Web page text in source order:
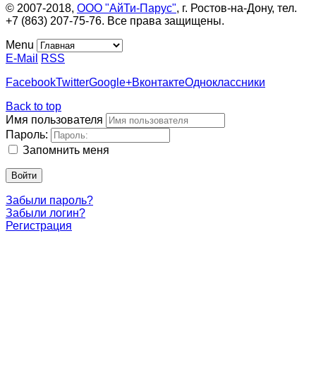
© 2007-2018, ООО "АйТи-Парус", г. Ростов-на-Дону, тел.
+7 (863) 207-75-76. Все права защищены.
Menu
E-Mail
RSS
FacebookTwitterGoogle+ВконтактеОдноклассники
Back to top
Имя пользователя
Пароль:
Запомнить меня
Войти
Забыли пароль?
Забыли логин?
Регистрация